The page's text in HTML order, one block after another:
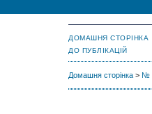
ДОМАШНЯ СТОРІНКА
ДО ПУБЛІКАЦІЙ
Домашня сторінка > №